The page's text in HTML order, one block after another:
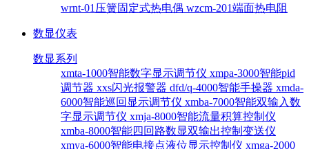
wrnt-01压簧固定式热电偶 wzcm-201端面热电阻
数显仪表
数显系列
xmta-1000智能数字显示调节仪 xmpa-3000智能pid
调节器 xxs闪光报警器 dfd/q-4000智能手操器 xmda-
6000智能巡回显示调节仪 xmba-7000智能双输入数
字显示调节仪 xmja-8000智能流量积算控制仪
xmba-8000智能四回路数显双输出控制变送仪
xmya-6000智能电接点液位显示控制仪 xmga-2000